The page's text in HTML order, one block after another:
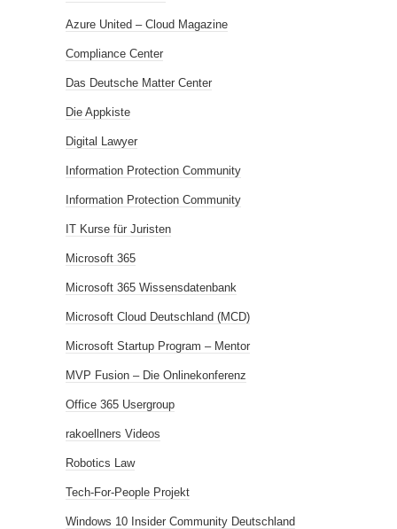
Azure United – Cloud Magazine
Compliance Center
Das Deutsche Matter Center
Die Appkiste
Digital Lawyer
Information Protection Community
Information Protection Community
IT Kurse für Juristen
Microsoft 365
Microsoft 365 Wissensdatenbank
Microsoft Cloud Deutschland (MCD)
Microsoft Startup Program – Mentor
MVP Fusion – Die Onlinekonferenz
Office 365 Usergroup
rakoellners Videos
Robotics Law
Tech-For-People Projekt
Windows 10 Insider Community Deutschland